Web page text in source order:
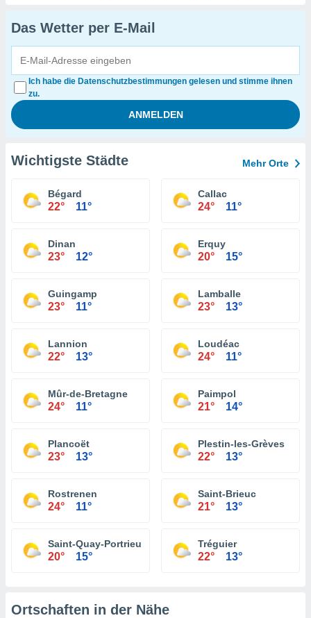
Das Wetter per E-Mail
Ich habe die Datenschutzbestimmungen gelesen und stimme ihnen
zu.
Wichtigste Städte Mehr Orte
Bégard
22° 11°
Callac
24° 11°
Dinan
23° 12°
Erquy
20° 15°
Guingamp
23° 11°
Lamballe
23° 13°
Lannion
22° 13°
Loudéac
24° 11°
Mûr-de-Bretagne
24° 11°
Paimpol
21° 14°
Plancoët
23° 13°
Plestin-les-Grèves
22° 13°
Rostrenen
24° 11°
Saint-Brieuc
21° 13°
Saint-Quay-Portrieux
20° 15°
Tréguier
22° 13°
Ortschaften in der Nähe